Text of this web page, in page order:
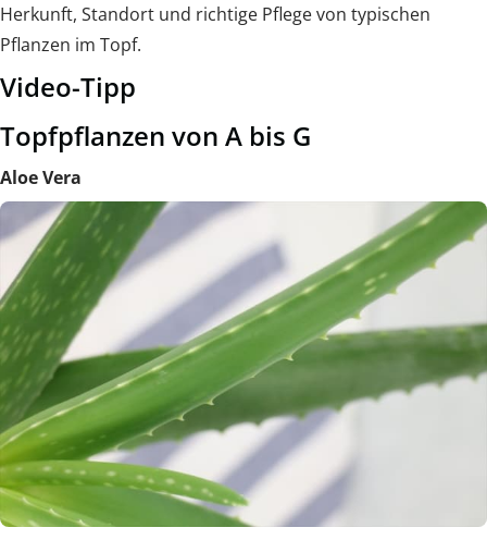
Herkunft, Standort und richtige Pflege von typischen
Pflanzen im Topf.
Video-Tipp
Topfpflanzen von A bis G
Aloe Vera